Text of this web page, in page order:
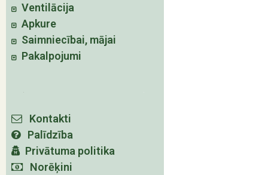
Ventilācija
Apkure
Saimniecībai, mājai
Pakalpojumi
Kontakti
Palīdzība
Privātuma politika
Norēķini